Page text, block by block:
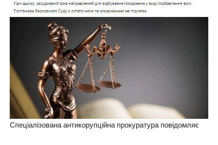
Спеціалізована антикорупційна прокуратура повідомляє